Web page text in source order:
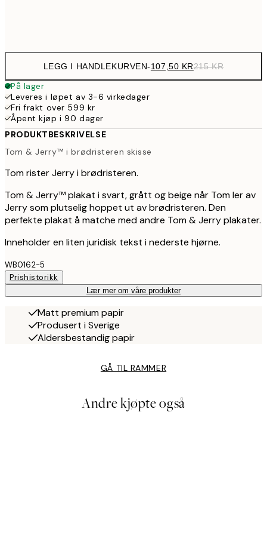
LEGG I HANDLEKURVEN-107,50 KR215 KR
På lager
Leveres i løpet av 3-6 virkedager
Fri frakt over 599 kr
Åpent kjøp i 90 dager
PRODUKTBESKRIVELSE
Tom & Jerry™ i brødristeren skisse
Tom rister Jerry i brødristeren.
Tom & Jerry™ plakat i svart, grått og beige når Tom ler av
Jerry som plutselig hoppet ut av brødristeren. Den
perfekte plakat å matche med andre Tom & Jerry plakater.
Inneholder en liten juridisk tekst i nederste hjørne.
WB0162-5
Prishistorikk
Lær mer om våre produkter
Matt premium papir
Produsert i Sverige
Aldersbestandig papir
GÅ TIL RAMMER
Andre kjøpte også